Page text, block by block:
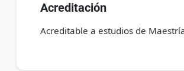
Acreditación
Acreditable a estudios de